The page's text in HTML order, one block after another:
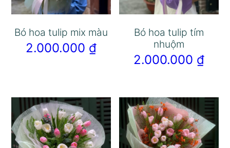
Bó hoa tulip mix màu
2.000.000 ₫
Bó hoa tulip tím
nhuộm
2.000.000 ₫